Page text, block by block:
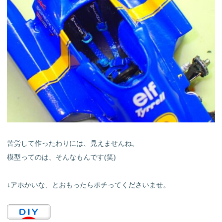
苦労して作ったわりには、見えませんね。
模型ってのは、そんなもんです(笑)
↓アホかいな、とおもったらポチってくださいませ。